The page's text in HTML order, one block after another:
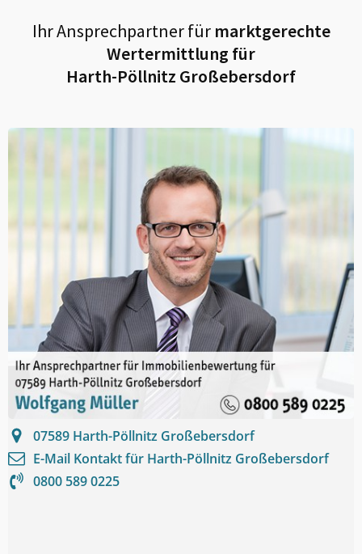
Ihr Ansprechpartner fürmarktgerechte
Wertermittlung für
Harth-Pöllnitz Großebersdorf
07589 Harth-Pöllnitz Großebersdorf
E-Mail Kontakt für Harth-Pöllnitz Großebersdorf
0800 589 0225